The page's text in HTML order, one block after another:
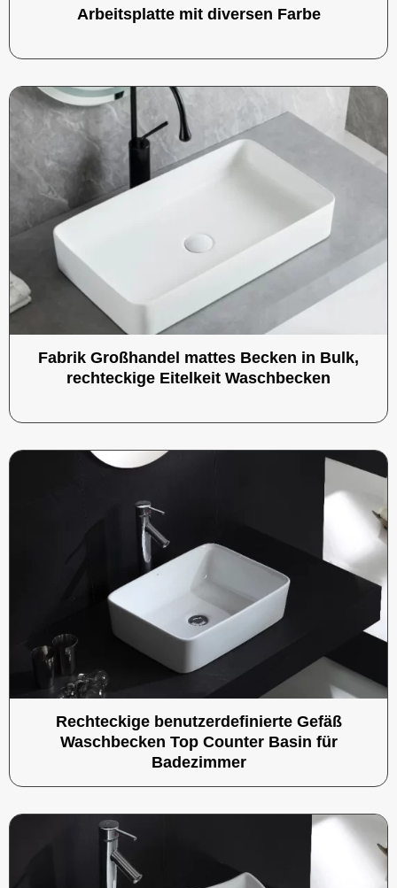
Arbeitsplatte mit diversen Farbe
Fabrik Großhandel mattes Becken in Bulk,
rechteckige Eitelkeit Waschbecken
Rechteckige benutzerdefinierte Gefäß
Waschbecken Top Counter Basin für
Badezimmer